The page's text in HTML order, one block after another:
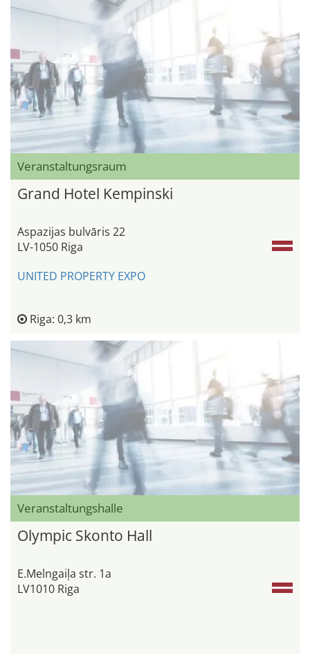
Veranstaltungsraum
Grand Hotel Kempinski
Aspazijas bulvāris 22
LV-1050 Riga
UNITED PROPERTY EXPO
Riga: 0,3 km
Veranstaltungshalle
Olympic Skonto Hall
E.Melngaiļa str. 1a
LV1010 Riga